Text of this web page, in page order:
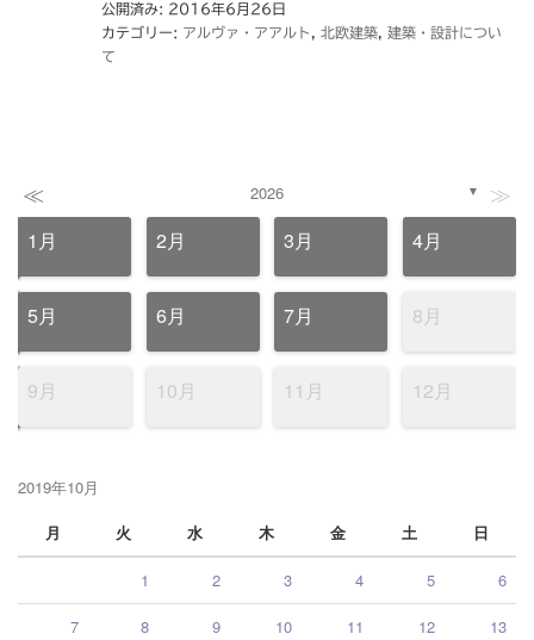
公開済み: 2016年6月26日
カテゴリー: アルヴァ・アアルト, 北欧建築, 建築・設計につい
て
≪ 2026 ▼ ≫
1月 2月 3月 4月
5月 6月 7月 8月
9月 10月 11月 12月
2019年10月
月
火 水 木 金 土 日
1 2 3 4 5 6
7 8 9 10 11 12 13